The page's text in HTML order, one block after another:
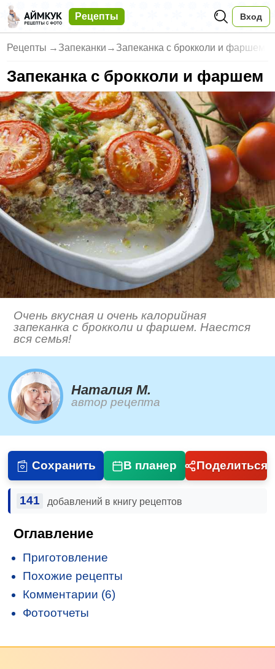
Рецепты Вход
Рецепты → Запеканки → Запеканка с брокколи и фаршем
Запеканка с брокколи и фаршем
Очень вкусная и очень калорийная
запеканка с брокколи и фаршем. Наестся
вся семья!
Наталия М.
автор рецепта
Сохранить В планер Поделиться
141 добавлений в книгу рецептов
Оглавление
Приготовление
Похожие рецепты
Комментарии (6)
Фотоотчеты